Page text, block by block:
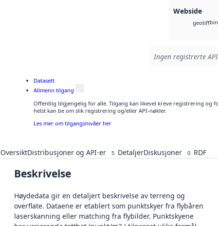
Webside
geotiffbin
Ingen registrerte
Datasett
Allmenn tilgang
Offentlig tilgjengelig for alle. Tilgang kan likevel kreve registrering og
helst kan be om slik registrering og/eller API-nøkler.
Les mer om tilgangsnivåer her
OversiktDistribusjoner og API-er 5 DetaljerDiskusjoner 0 RDF
Beskrivelse
Høydedata gir en detaljert beskrivelse av terreng og
overflate. Dataene er etablert som punktskyer fra flybåren
laserskanning eller matching fra flybilder. Punktskyene